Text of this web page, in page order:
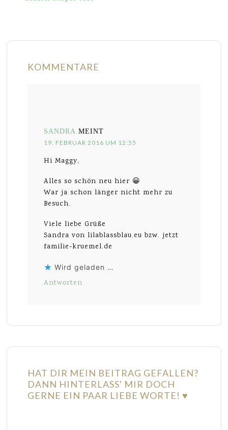
KOMMENTARE
SANDRA MEINT
19. FEBRUAR 2016 UM 12:55
Hi Maggy,
Alles so schön neu hier 😀
War ja schon länger nicht mehr zu
Besuch.
Viele liebe Grüße
Sandra von lilablassblau.eu bzw. jetzt
familie-kruemel.de
Wird geladen …
Antworten
HAT DIR MEIN BEITRAG GEFALLEN?
DANN HINTERLASS' MIR DOCH
GERNE EIN PAAR LIEBE WORTE! ♥